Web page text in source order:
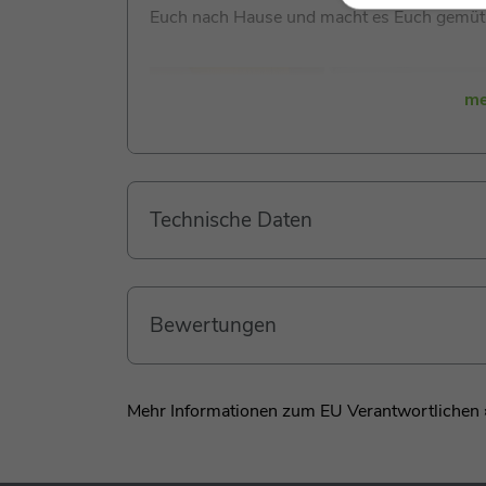
Euch nach Hause und macht es Euch
Technische Daten
Bewertungen
Mehr Informationen zum EU Verantwortlichen